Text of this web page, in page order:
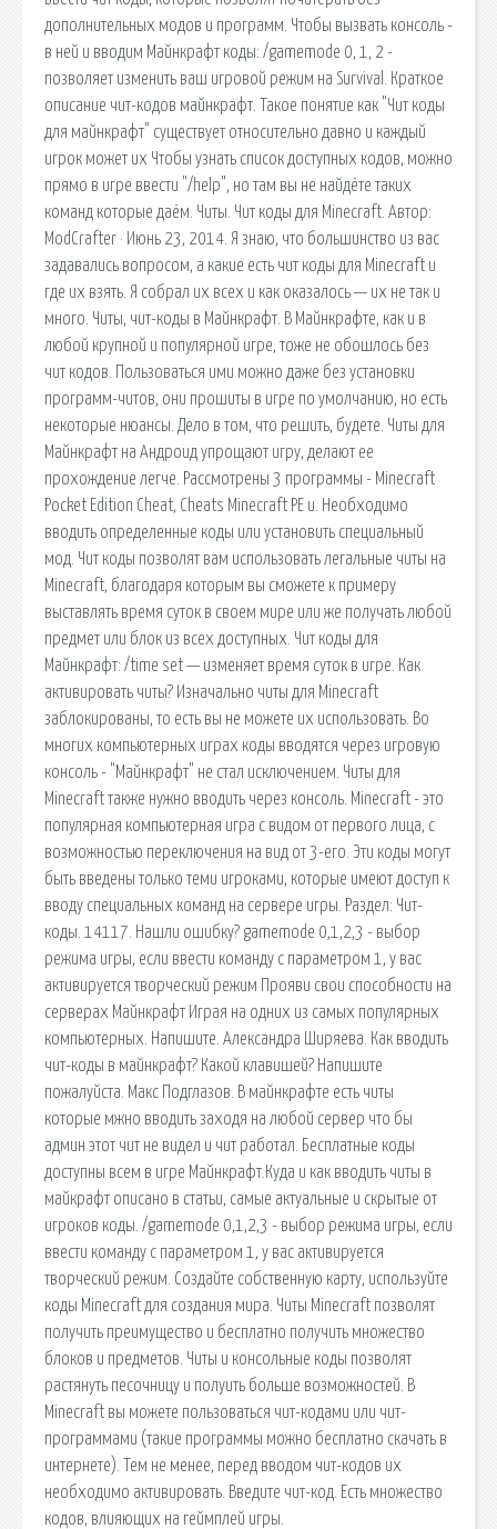
дополнительных модов и программ. Чтобы вызвать консоль -
в ней и вводим Майнкрафт коды: /gamemode 0, 1, 2 -
позволяет изменить ваш игровой режим на Survival. Краткое
описание чит-кодов майнкрафт. Такое понятие как "Чит коды
для майнкрафт" существует относительно давно и каждый
игрок может их Чтобы узнать список доступных кодов, можно
прямо в игре ввести "/help", но там вы не найдёте таких
команд которые даём. Читы. Чит коды для Minecraft. Автор:
ModCrafter · Июнь 23, 2014. Я знаю, что большинство из вас
задавались вопросом, а какие есть чит коды для Minecraft и
где их взять. Я собрал их всех и как оказалось — их не так и
много. Читы, чит-коды в Майнкрафт. В Майнкрафте, как и в
любой крупной и популярной игре, тоже не обошлось без
чит кодов. Пользоваться ими можно даже без установки
программ-читов, они прошиты в игре по умолчанию, но есть
некоторые нюансы. Дело в том, что решить, будете. Читы для
Майнкрафт на Андроид упрощают игру, делают ее
прохождение легче. Рассмотрены 3 программы - Minecraft
Pocket Edition Cheat, Cheats Minecraft PE и. Необходимо
вводить определенные коды или установить специальный
мод. Чит коды позволят вам использовать легальные читы на
Minecraft, благодаря которым вы сможете к примеру
выставлять время суток в своем мире или же получать любой
предмет или блок из всех доступных. Чит коды для
Майнкрафт: /time set — изменяет время суток в игре. Как
активировать читы? Изначально читы для Minecraft
заблокированы, то есть вы не можете их использовать. Во
многих компьютерных играх коды вводятся через игровую
консоль - "Майнкрафт" не стал исключением. Читы для
Minecraft также нужно вводить через консоль. Minecraft - это
популярная компьютерная игра с видом от первого лица, с
возможностью переключения на вид от 3-его. Эти коды могут
быть введены только теми игроками, которые имеют доступ к
вводу специальных команд на сервере игры. Раздел: Чит-
коды. 14117. Нашли ошибку? gamemode 0,1,2,3 - выбор
режима игры, если ввести команду с параметром 1, у вас
активируется творческий режим Прояви свои способности на
серверах Майнкрафт Играя на одних из самых популярных
компьютерных. Напишите. Александра Ширяева. Как вводить
чит-коды в майнкрафт? Какой клавишей? Напишите
пожалуйста. Макс Подглазов. В майнкрафте есть читы
которые мжно вводить заходя на любой сервер что бы
админ этот чит не видел и чит работал. Бесплатные коды
доступны всем в игре Майнкрафт.Куда и как вводить читы в
майкрафт описано в статьи, самые актуальные и скрытые от
игроков коды. /gamemode 0,1,2,3 - выбор режима игры, если
ввести команду с параметром 1, у вас активируется
творческий режим. Создайте собственную карту, используйте
коды Minecraft для создания мира. Читы Minecraft позволят
получить преимущество и бесплатно получить множество
блоков и предметов. Читы и консольные коды позволят
растянуть песочницу и полуить больше возможностей. В
Minecraft вы можете пользоваться чит-кодами или чит-
программами (такие программы можно бесплатно скачать в
интернете). Тем не менее, перед вводом чит-кодов их
необходимо активировать. Введите чит-код. Есть множество
кодов, влияющих на геймплей игры.